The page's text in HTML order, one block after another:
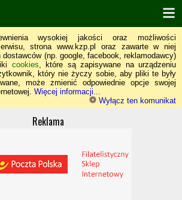
wysokiej jakości oraz możliwości
strona www.kzp.pl oraz zawarte w niej
(np. google, facebook, reklamodawcy)
cookies, które są zapisywane na urządzeniu
który nie życzy sobie, aby pliki te były
może zmienić odpowiednie opcje swojej
Więcej informacji...
Wyłącz ten komunikat
Reklama